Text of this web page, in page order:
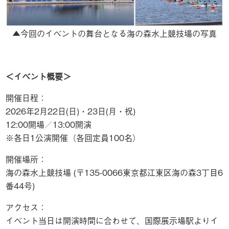
▲今回のイベントの舞台となる海の森水上競技場の写真
＜イベント概要＞
開催日程：
2026年2月22日(日)・23日(月・祝)
12:00開場／13:00開演
※各日1公演開催（各回定員100名）
開催場所：
海の森水上競技場 (〒135-0066東京都江東区海の森3丁目6
番44号)
アクセス：
イベント当日は開演時間に合わせて、国際展示場駅よりイ